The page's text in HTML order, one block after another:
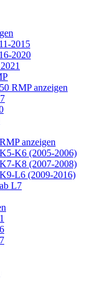
2015
2020
RMP anzeigen
anzeigen
K6 (2005-2006)
K8 (2007-2008)
L6 (2009-2016)
L7